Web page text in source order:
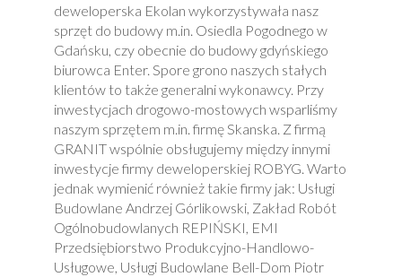
deweloperska Ekolan wykorzystywała nasz
sprzęt do budowy m.in. Osiedla Pogodnego w
Gdańsku, czy obecnie do budowy gdyńskiego
biurowca Enter. Spore grono naszych stałych
klientów to także generalni wykonawcy. Przy
inwestycjach drogowo-mostowych wsparliśmy
naszym sprzętem m.in. firmę Skanska. Z firmą
GRANIT wspólnie obsługujemy między innymi
inwestycje firmy deweloperskiej ROBYG. Warto
jednak wymienić również takie firmy jak: Usługi
Budowlane Andrzej Górlikowski, Zakład Robót
Ogólnobudowlanych REPIŃSKI, EMI
Przedsiębiorstwo Produkcyjno-Handlowo-
Usługowe, Usługi Budowlane Bell-Dom Piotr